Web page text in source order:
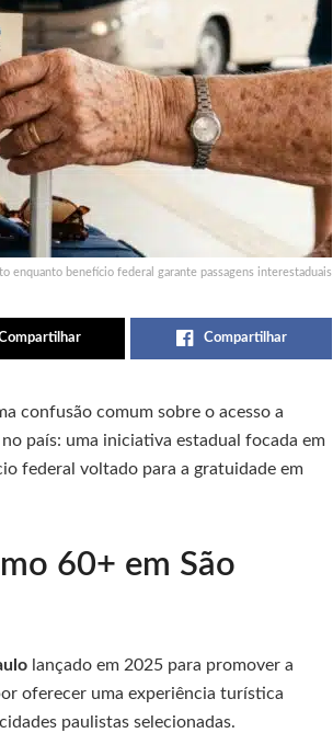
enquanto benefício federal garante passagens interestaduais
Compartilhar
confusão comum sobre o acesso a
país: uma iniciativa estadual focada em
federal voltado para a gratuidade em
60+ em São
lançado em 2025 para promover a
oferecer uma experiência turística
paulistas selecionadas.